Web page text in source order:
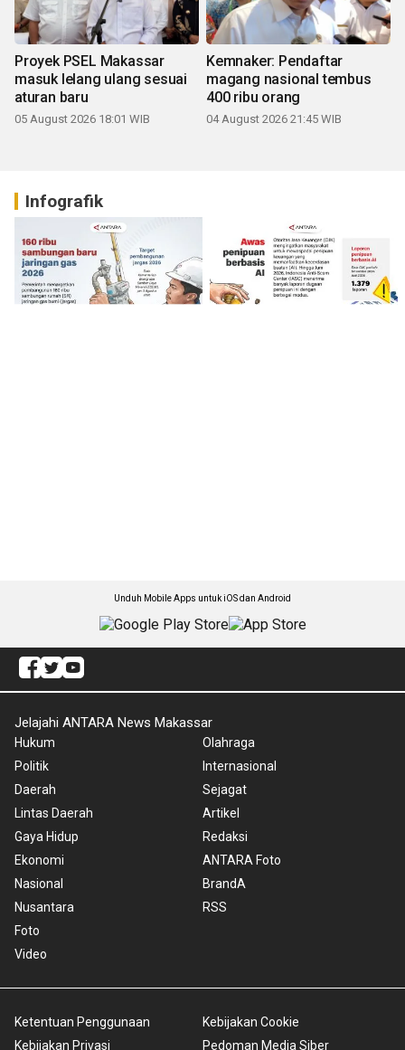
Proyek PSEL Makassar
masuk lelang ulang sesuai
aturan baru
05 August 2026 18:01 WIB
Kemnaker: Pendaftar
magang nasional tembus
400 ribu orang
04 August 2026 21:45 WIB
Infografik
Unduh Mobile Apps untuk iOS dan Android
Jelajahi ANTARA News Makassar
Hukum
Politik
Daerah
Lintas Daerah
Gaya Hidup
Ekonomi
Nasional
Nusantara
Foto
Video
Olahraga
Internasional
Sejagat
Artikel
Redaksi
ANTARA Foto
BrandA
RSS
Ketentuan Penggunaan
Kebijakan Privasi
Kebijakan Cookie
Pedoman Media Siber